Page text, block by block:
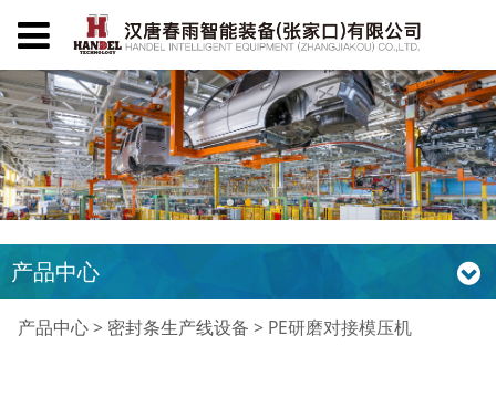
产品中心
PE研磨对接模压机
产品中心> 密封条生产线设备 > PE研磨对接模压机